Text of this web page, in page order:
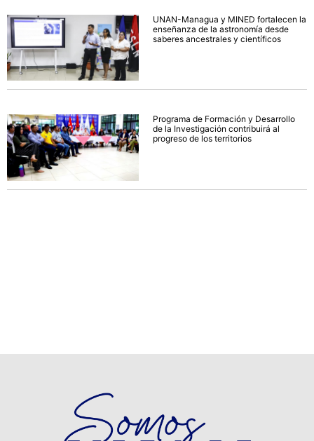
UNAN-Managua y MINED fortalecen la
enseñanza de la astronomía desde
saberes ancestrales y científicos
Programa de Formación y Desarrollo
de la Investigación contribuirá al
progreso de los territorios